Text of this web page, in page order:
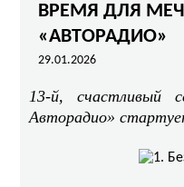
ВРЕМЯ ДЛЯ
«АВТОРАДИО»
29.01.2026
13-й, счастливый
Авторадио»